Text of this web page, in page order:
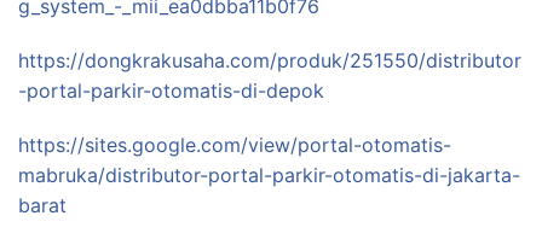
g_system_-_mii_ea0dbba11b0f76
https://dongkrakusaha.com/produk/251550/distributor
-portal-parkir-otomatis-di-depok
https://sites.google.com/view/portal-otomatis-
mabruka/distributor-portal-parkir-otomatis-di-jakarta-
barat